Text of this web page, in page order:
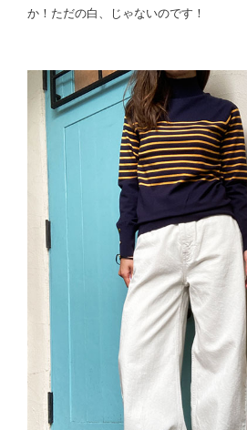
か！ただの白、じゃないのです！